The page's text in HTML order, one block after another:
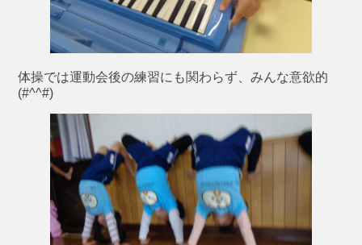
体操では運動会後の練習にも関わらず、みんな意欲的
(#^^#)